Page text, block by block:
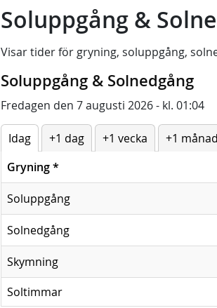
Soluppgång &
Visar tider för gryning, soluppgång,
Soluppgång & Solnedgång
Fredagen den 7 augusti 2026 - kl. 01:04
Idag +1 dag +1 vecka
+1 månad
Gryning*
Soluppgång
Solnedgång
Skymning
Soltimmar